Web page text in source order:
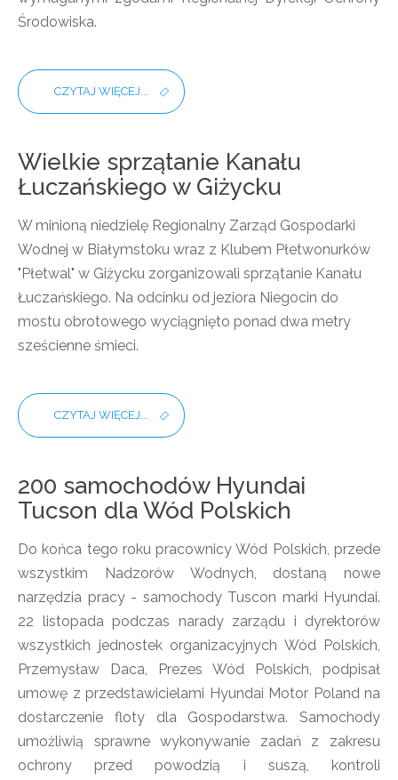
Środowiska.
CZYTAJ WIĘCEJ...
Wielkie sprzątanie Kanału
Łuczańskiego w Giżycku
W minioną niedzielę Regionalny Zarząd Gospodarki
Wodnej w Białymstoku wraz z Klubem Płetwonurków
"Płetwal" w Giżycku zorganizowali sprzątanie Kanału
Łuczańskiego. Na odcinku od jeziora Niegocin do
mostu obrotowego wyciągnięto ponad dwa metry
sześcienne śmieci.
CZYTAJ WIĘCEJ...
200 samochodów Hyundai
Tucson dla Wód Polskich
Do końca tego roku pracownicy Wód Polskich, przede
wszystkim Nadzorów Wodnych, dostaną nowe
narzędzia pracy - samochody Tuscon marki Hyundai.
22 listopada podczas narady zarządu i dyrektorów
wszystkich jednostek organizacyjnych Wód Polskich,
Przemysław Daca, Prezes Wód Polskich, podpisał
umowę z przedstawicielami Hyundai Motor Poland na
dostarczenie floty dla Gospodarstwa. Samochody
umożliwią sprawne wykonywanie zadań z zakresu
ochrony przed powodzią i suszą, kontroli